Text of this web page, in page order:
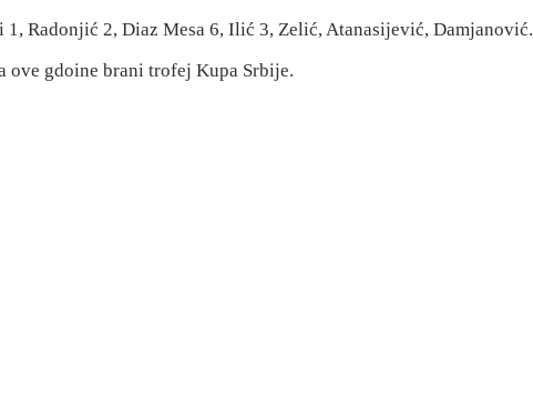
Radonjić 2, Diaz Mesa 6, Ilić 3, Zelić, Atanasijević, Damjanović.
ove gdoine brani trofej Kupa Srbije.